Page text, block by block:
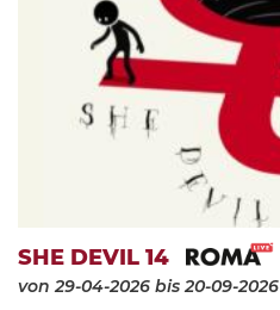
SHE DEVIL 14
von 29-04-2026 bis 20-09-2026